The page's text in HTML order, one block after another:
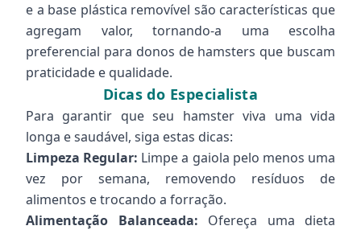
e a base plástica removível são características que
agregam valor, tornando-a uma escolha
preferencial para donos de hamsters que buscam
praticidade e qualidade.
Dicas do Especialista
Para garantir que seu hamster viva uma vida
longa e saudável, siga estas dicas:
Limpeza Regular: Limpe a gaiola pelo menos uma
vez por semana, removendo resíduos de
alimentos e trocando a forração.
Alimentação Balanceada: Ofereça uma dieta